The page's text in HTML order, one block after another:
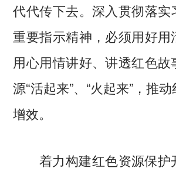
代代传下去。深入贯彻落实
重要指示精神，必须用好用
用心用情讲好、讲透红色
源“活起来”、“火起来”，推
增效。
着力构建红色资源保护